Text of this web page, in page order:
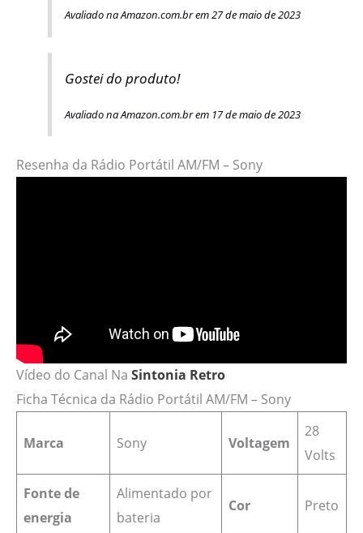
Avaliado na Amazon.com.br em 27 de maio de 2023
Gostei do produto!
Avaliado na Amazon.com.br em 17 de maio de 2023
Resenha da Rádio Portátil AM/FM – Sony
Vídeo do Canal Na Sintonia Retro
Ficha Técnica da Rádio Portátil AM/FM – Sony
Marca Sony Voltagem
‎28
Volts
Fonte de
energia
‎Alimentado por
bateria
Cor Preto